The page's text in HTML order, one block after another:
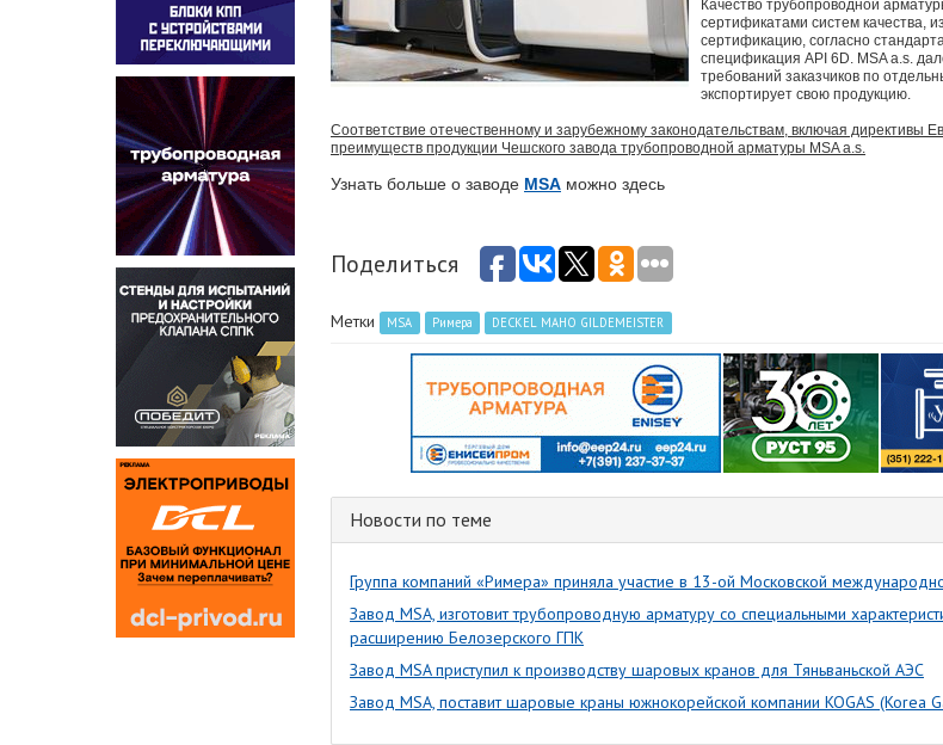
Качество трубопроводной
сертификатами систем качества,
сертификацию, согласно
спецификация API 6D. MSA a.s.
требований заказчиков по
экспортирует свою продукцию.
Соответствие отечественному и зарубежному законодательствам, включая директивы
преимуществ продукции Чешского завода трубопроводной арматуры MSA a.s.
Узнать больше о заводе MSA можно здесь
Поделиться
Метки MSA Римера DECKEL MAHO GILDEMEISTER
Новости по теме
Группа компаний «Римера» приняла участие в 13-ой Московской
Завод MSA, изготовит трубопроводную арматуру со специальными
расширению Белозерского ГПК
Завод MSA приступил к производству шаровых кранов для Тяньваньской АЭС
Завод MSA, поставит шаровые краны южнокорейской компании KOGAS (Korea